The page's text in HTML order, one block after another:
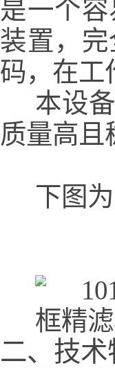
是一个
装置，
码，在工
本设
质量高且
下图
二、技术